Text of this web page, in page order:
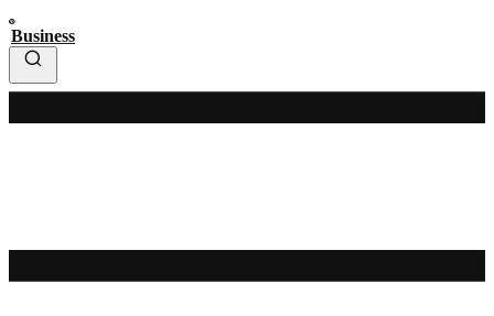
Business